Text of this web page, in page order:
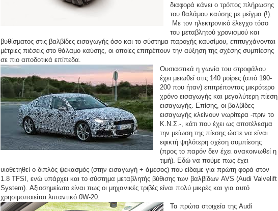
διαφορά κάνει ο τρόπος πλήρωσης
του θαλάμου καύσης με μείγμα (!).
Με τον ηλεκτρονικό έλεγχο τόσο
του μεταβλητού χρονισμού και
βυθίσματος στις βαλβίδες εισαγωγής όσο και το σύστημα παροχής καυσίμου, επιτυγχάνονται
μέτριες πιέσεις στο θάλαμο καύσης, οι οποίες επιτρέπουν την αύξηση της σχέσης συμπίεσης
σε πιο αποδοτικά επίπεδα.
Ουσιαστικά η γωνία του στροφάλου
έχει μειωθεί στις 140 μοίρες (από 190-
200 που ήταν) επιτρέποντας μικρότερο
χρόνο εισαγωγής και μεγαλύτερη πίεση
εισαγωγής. Επίσης, οι βαλβίδες
εισαγωγής κλείνουν νωρίτερα -πριν το
Κ.Ν.Σ.-, κάτι που έχει ως αποτέλεσμα
την μείωση της πίεσης ώστε να είναι
εφικτή ψηλότερη σχέση συμπίεσης
(προς το παρόν δεν έχει ανακοινωθεί η
τιμή). Εδώ να πούμε πως έχει
υιοθετηθεί ο διπλός ψεκασμός (στην εισαγωγή + άμεσος) που είδαμε για πρώτη φορά στον
1.8 TFSI, ενώ υπάρχει και το σύστημα μεταβλητής βύθισης των βαλβίδων AVS (Audi Valvelift
System). Αξιοσημείωτο είναι πως οι μηχανικές τριβές είναι πολύ μικρές και για αυτό
χρησιμοποιείται λιπαντικό 0W-20.
Τα πρώτα στοιχεία της Audi